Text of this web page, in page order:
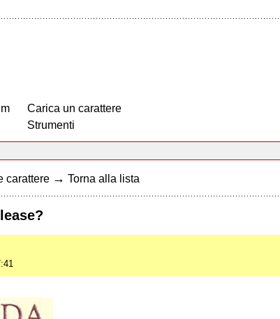
Carica un carattere
Strumenti
carattere → Torna alla lista